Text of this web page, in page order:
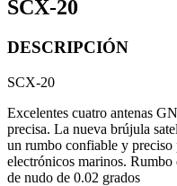
SCX-20
DESCRIPCIÓN
SCX-20
Excelentes cuatro antenas
precisa. La nueva brújula
un rumbo confiable y preciso
electrónicos marinos.
de nudo de 0.02 grados